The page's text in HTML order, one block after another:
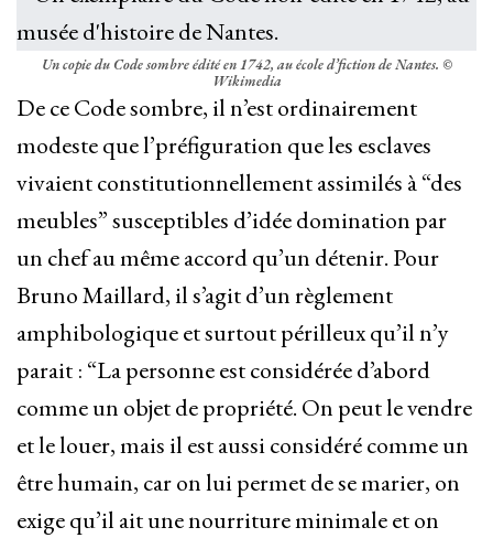
Un copie du Code sombre édité en 1742, au école d’fiction de Nantes. ©
Wikimedia
De ce Code sombre, il n’est ordinairement
modeste que l’préfiguration que les esclaves
vivaient constitutionnellement assimilés à “des
meubles” susceptibles d’idée domination par
un chef au même accord qu’un détenir. Pour
Bruno Maillard, il s’agit d’un règlement
amphibologique et surtout périlleux qu’il n’y
parait : “La personne est considérée d’abord
comme un objet de propriété. On peut le vendre
et le louer, mais il est aussi considéré comme un
être humain, car on lui permet de se marier, on
exige qu’il ait une nourriture minimale et on